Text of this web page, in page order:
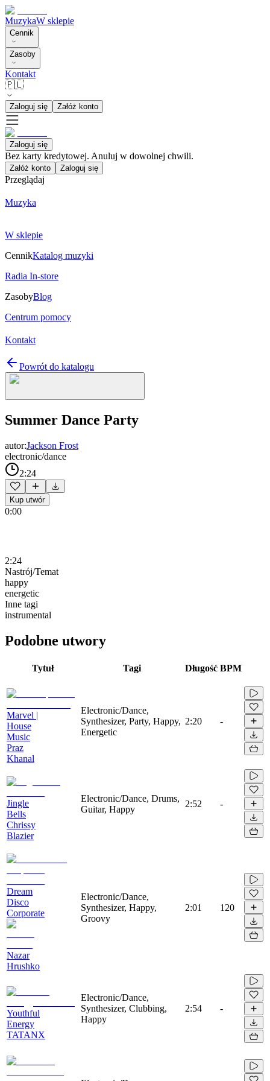
MuzykaW sklepie
Cennik
Zasoby
Kontakt
🇵🇱
Zaloguj się Załóż konto
Zaloguj się
Bez karty kredytowej. Anuluj w dowolnej chwili.
Załóż konto Zaloguj się
Przeglądaj
Muzyka
W sklepie
CennikKatalog muzyki
Radia In-store
ZasobyBlog
Centrum pomocy
Kontakt
Powrót do katalogu
Summer Dance Party
autor:Jackson Frost
electronic/dance
2:24
Kup utwór
0:00
2:24
Nastrój/Temat
happy
energetic
Inne tagi
instrumental
Podobne utwory
Tytuł Tagi Długość BPM
Marvel |
House
Music
Praz
Khanal
Electronic/Dance,
Synthesizer, Party, Happy,
Energetic
2:20 -
Jingle
Bells
Chrissy
Blazier
Electronic/Dance, Drums,
Guitar, Happy
2:52 -
Dream
Disco
Corporate
Nazar
Hrushko
Electronic/Dance,
Synthesizer, Happy,
Groovy
2:01 120
Youthful
Energy
TATANX
Electronic/Dance,
Synthesizer, Clubbing,
Happy
2:54 -